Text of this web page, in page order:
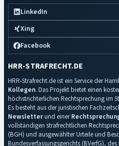
LinkedIn
Xing
Facebook
HRR-STRAFRECHT.DE
HRR-Strafrecht.de ist ein Service der
Kollegen. Das Projekt bietet einen
höchstrichterlichen Rechtsprechung im
Es besteht aus der juristischen
Newsletterund einer
vollständigen strafrechtlichen
(BGH) und ausgewählter Urteile und
Bundesverfassungsgerichts (BVerfG),